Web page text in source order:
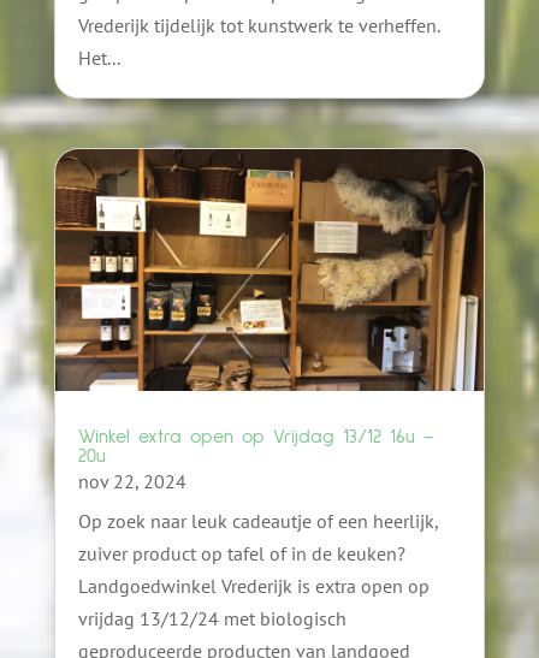
Vrederijk tijdelijk tot kunstwerk te verheffen.
Het...
Winkel extra open op Vrijdag 13/12 16u –
20u
nov 22, 2024
Op zoek naar leuk cadeautje of een heerlijk,
zuiver product op tafel of in de keuken?
Landgoedwinkel Vrederijk is extra open op
vrijdag 13/12/24 met biologisch
geproduceerde producten van landgoed